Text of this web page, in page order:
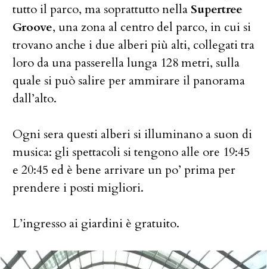
tutto il parco, ma soprattutto nella Supertree
Groove, una zona al centro del parco, in cui si
trovano anche i due alberi più alti, collegati tra
loro da una passerella lunga 128 metri, sulla
quale si può salire per ammirare il panorama
dall’alto.
Ogni sera questi alberi si illuminano a suon di
musica: gli spettacoli si tengono alle ore 19:45
e 20:45 ed è bene arrivare un po’ prima per
prendere i posti migliori.
L’ingresso ai giardini è gratuito.